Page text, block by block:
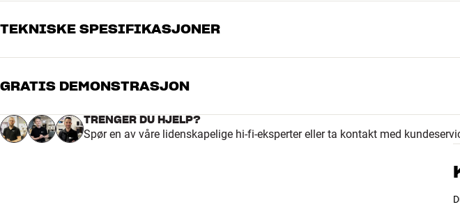
TEKNISKE SPESIFIKASJONER
DIMENSJONER OG DESIGN
Vekt produkt (kg)
4,75
Vekt emballasje (kg)
6
GRATIS DEMONSTRASJON
TRENGER DU HJELP?
Spør en av våre lidenskapelige hi-fi-eksperter eller ta kontakt med